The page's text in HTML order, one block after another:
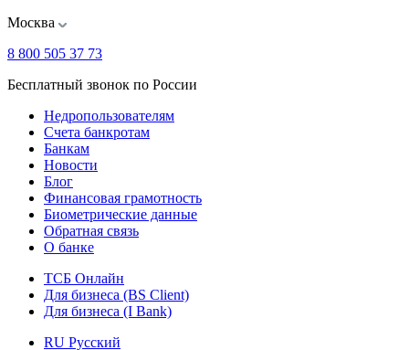
Москва
8 800 505 37 73
Бесплатный звонок по России
Недропользователям
Счета банкротам
Банкам
Новости
Блог
Финансовая грамотность
Биометрические данные
Обратная связь
О банке
ТСБ Онлайн
Для бизнеса (BS Client)
Для бизнеса (I Bank)
RU Русский